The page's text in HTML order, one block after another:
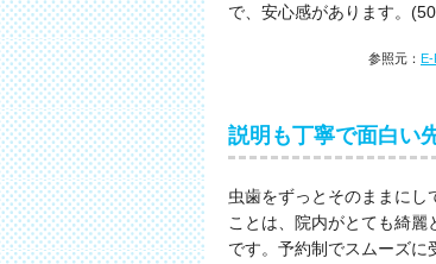
で、安心感があります。
参照元： E-
説明も丁寧で面白い
虫歯をずっとそのままにし
ことは、院内がとても綺
です。予約制でスムーズ